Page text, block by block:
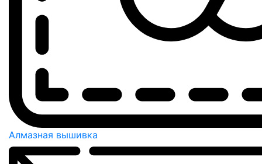
Алмазная вышивка